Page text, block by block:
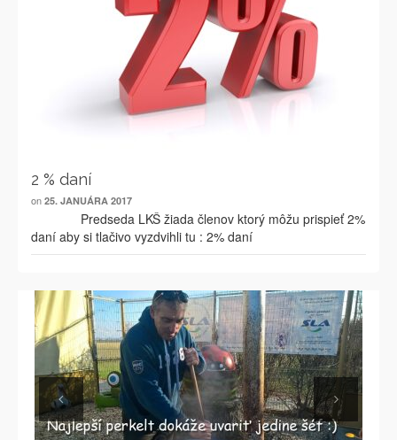
2 % daní
on 25. JANUÁRA 2017
Predseda LKŠ žiada členov ktorý môžu prispieť 2%
daní aby si tlačivo vyzdvihli tu : 2% daní
Previous Next